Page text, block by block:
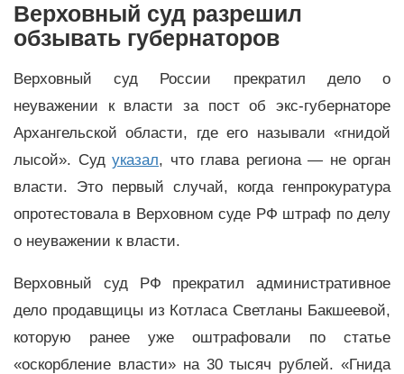
Верховный суд разрешил
обзывать губернаторов
Верховный суд России прекратил дело о
неуважении к власти за пост об экс-губернаторе
Архангельской области, где его называли «гнидой
лысой». Суд указал, что глава региона — не орган
власти. Это первый случай, когда генпрокуратура
опротестовала в Верховном суде РФ штраф по делу
о неуважении к власти.
Верховный суд РФ прекратил административное
дело продавщицы из Котласа Светланы Бакшеевой,
которую ранее уже оштрафовали по статье
«оскорбление власти» на 30 тысяч рублей. «Гнида